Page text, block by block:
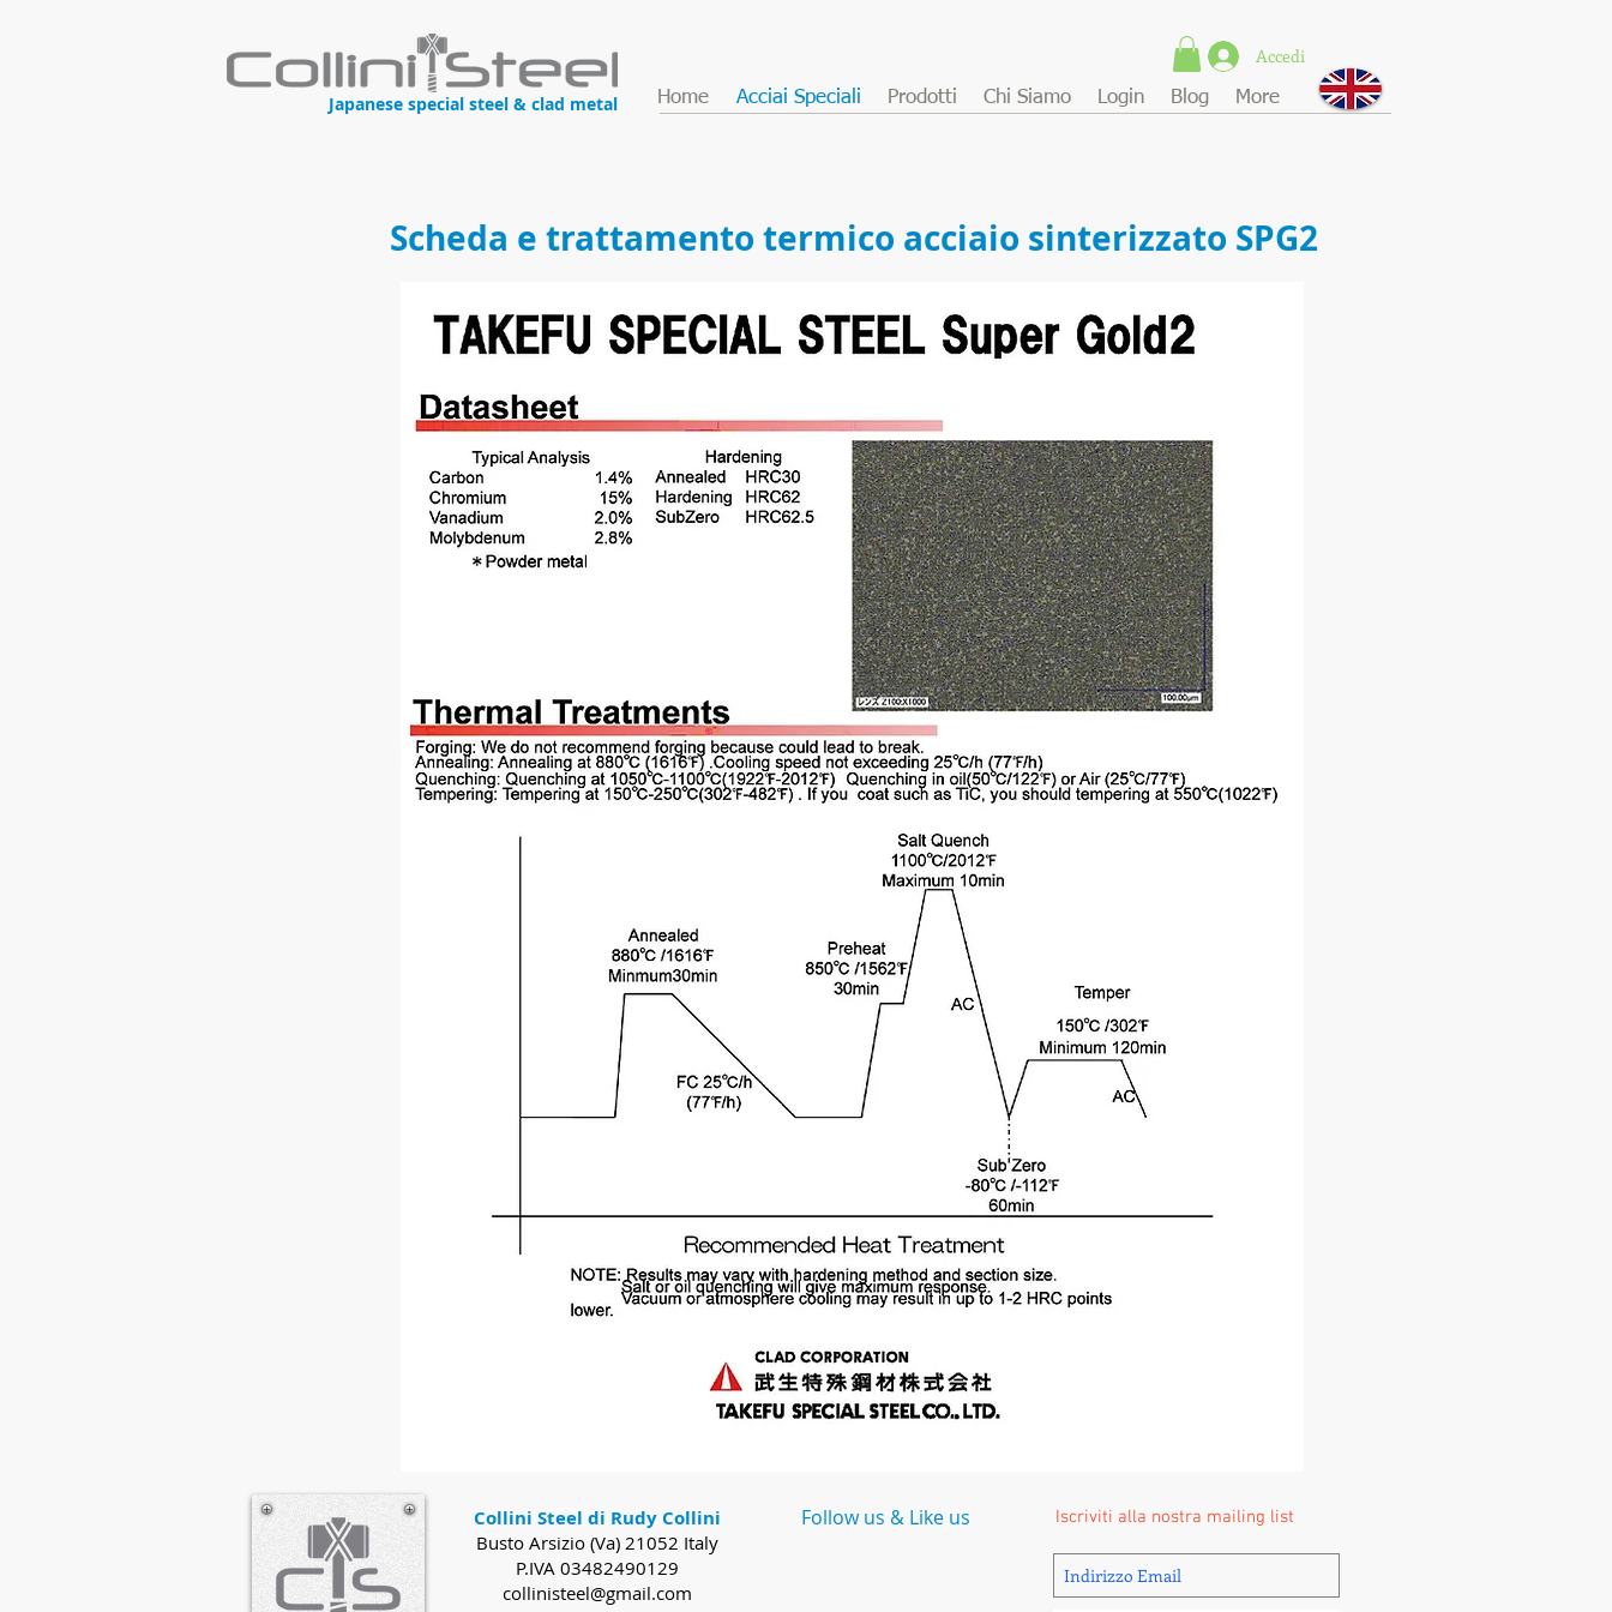
Japanese special steel & clad metal
Accedi
Home Acciai Speciali Prodotti Chi Siamo Login Blog More
Scheda e trattamento termico acciaio sinterizzato SPG2
Collini Steel di Rudy Collini
Busto Arsizio (Va) 21052 Italy
P.IVA 03482490129
collinisteel@gmail.com
Follow us & Like us Iscriviti alla nostra mailing list